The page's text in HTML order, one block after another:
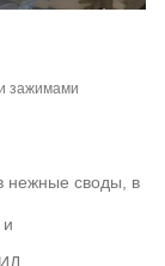
зажимами
нежные своды, в